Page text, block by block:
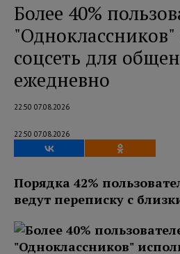
Более 40%
соцсеть для
ежедневно
22:50 07.08.2026
22:50 07.08.2026
Порядка 42%
ведут переписку с